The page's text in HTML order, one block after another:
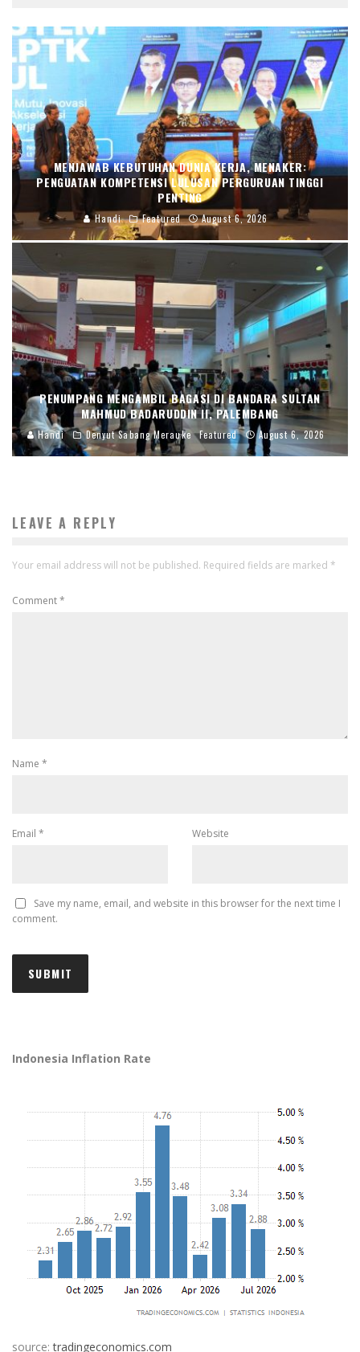
MENJAWAB KEBUTUHAN DUNIA KERJA, MENAKER:
PENGUATAN KOMPETENSI LULUSAN PERGURUAN TINGGI
PENTING
Handi Featured August 6, 2026
PENUMPANG MENGAMBIL BAGASI DI BANDARA SULTAN
MAHMUD BADARUDDIN II, PALEMBANG
Handi Denyut Sabang Merauke Featured August 6, 2026
LEAVE A REPLY
Your email address will not be published. Required fields are marked *
Comment*
Name *
Email * Website
Save my name, email, and website in this browser for the next time I
comment.
Indonesia Inflation Rate
source:tradingeconomics.com